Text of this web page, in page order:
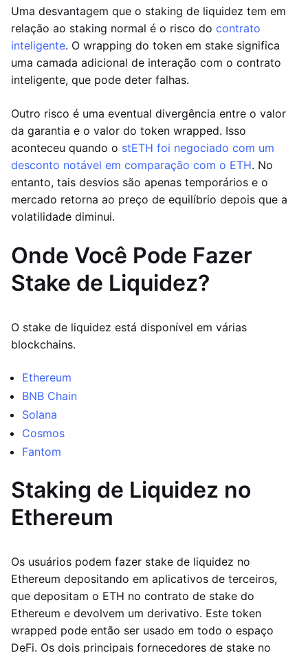
Uma desvantagem que o staking de liquidez tem em
relação ao staking normal é o risco do contrato
inteligente. O wrapping do token em stake significa
uma camada adicional de interação com o contrato
inteligente, que pode deter falhas.
Outro risco é uma eventual divergência entre o valor
da garantia e o valor do token wrapped. Isso
aconteceu quando o stETH foi negociado com um
desconto notável em comparação com o ETH. No
entanto, tais desvios são apenas temporários e o
mercado retorna ao preço de equilíbrio depois que a
volatilidade diminui.
Onde Você Pode Fazer
Stake de Liquidez?
O stake de liquidez está disponível em várias
blockchains.
Ethereum
BNB Chain
Solana
Cosmos
Fantom
Staking de Liquidez no
Ethereum
Os usuários podem fazer stake de liquidez no
Ethereum depositando em aplicativos de terceiros,
que depositam o ETH no contrato de stake do
Ethereum e devolvem um derivativo. Este token
wrapped pode então ser usado em todo o espaço
DeFi. Os dois principais fornecedores de stake no